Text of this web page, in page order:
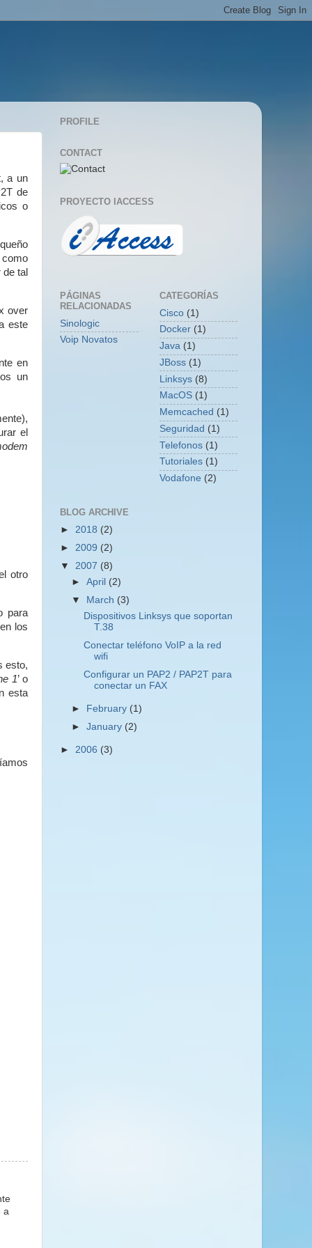
a un
de
o
como
tal
over
este
en
un
el
otro
para
los
esto,
1’ o
esta
a
PROFILE
CONTACT
PROYECTO IACCESS
PÁGINAS
RELACIONADAS
Sinologic
Voip Novatos
CATEGORÍAS
Cisco (1)
Docker (1)
Java (1)
JBoss (1)
Linksys (8)
MacOS (1)
Memcached (1)
Seguridad (1)
Telefonos (1)
Tutoriales (1)
Vodafone (2)
BLOG ARCHIVE
► 2018 (2)
► 2009 (2)
▼ 2007 (8)
►April (2)
▼
March (3)
Dispositivos Linksys que soportan
T.38
Conectar teléfono VoIP a la red
wifi
Configurar un PAP2 / PAP2T para
conectar un FAX
► February (1)
►January (2)
► 2006 (3)